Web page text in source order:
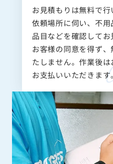
お見積もりは無料で
依頼場所に伺い、不用
品目などを確認してお
お客様の同意を得ず
たしません。作業後
お支払いいただきます